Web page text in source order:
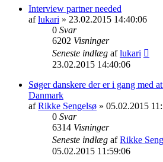
Interview partner needed
aflukari » 23.02.2015 14:40:06
0 Svar
6202 Visninger
Seneste indlæg aflukari
23.02.2015 14:40:06
Søger danskere der er i gang med
Danmark
afRikke Sengelsø » 05.02.2015
0 Svar
6314 Visninger
Seneste indlæg afRikke
05.02.2015 11:59:06